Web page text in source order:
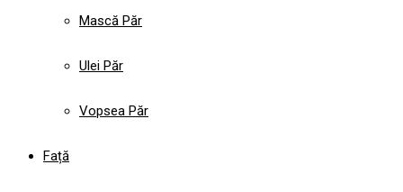
Mască Păr
Ulei Păr
Vopsea Păr
Față